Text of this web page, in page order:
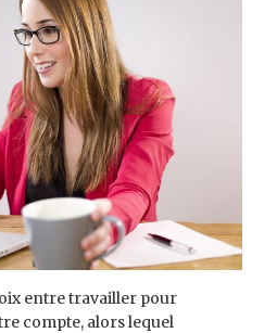
entre travailler pour
compte, alors lequel